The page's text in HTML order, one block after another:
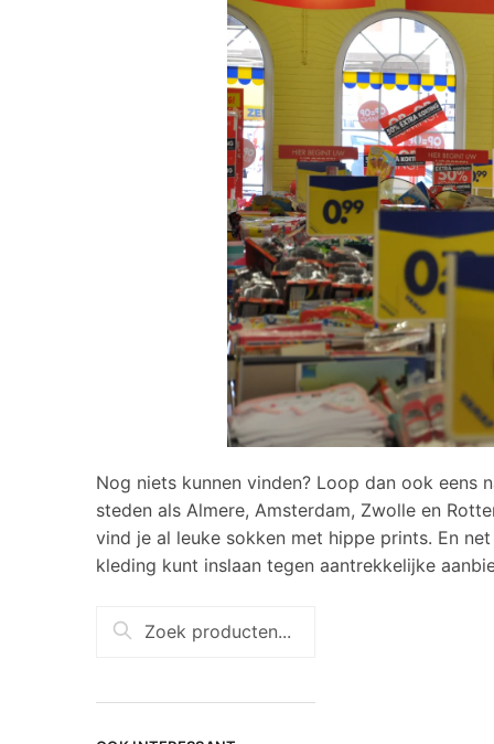
Nog niets kunnen vinden? Loop dan ook eens
steden als Almere, Amsterdam, Zwolle en
vind je al leuke sokken met hippe prints. En
kleding kunt inslaan tegen aantrekkelijke
Zoeken naar:
Zoeken